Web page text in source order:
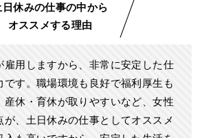
日休みの仕事の中から
オススメする理由
雇用しますから、非常に安定した仕
です。職場環境も良好で福利厚生も
産休・育休が取りやすいなど、女性
が、土日休みの仕事としてオススメ